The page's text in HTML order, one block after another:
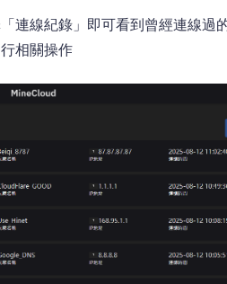
連線紀錄」即可看到曾經連線過
相關操作